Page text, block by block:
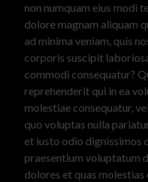
non numquam eius modi
dolore magnam aliquam
ad minima veniam, quis
corporis suscipit
commodi consequatur?
reprehenderit qui in ea
molestiae consequatur,
quo voluptas nulla
et iusto odio dignissimos
praesentium voluptatum
dolores et quas